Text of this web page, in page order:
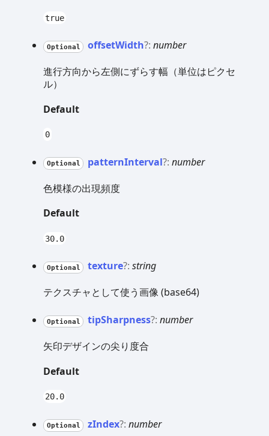
true
Optional offsetWidth?: number
進行方向から左側にずらす幅（単位はピクセ
ル）
Default
0
Optional patternInterval?: number
色模様の出現頻度
Default
30.0
Optional texture?: string
テクスチャとして使う画像 (base64)
Optional tipSharpness?: number
矢印デザインの尖り度合
Default
20.0
Optional zIndex?: number